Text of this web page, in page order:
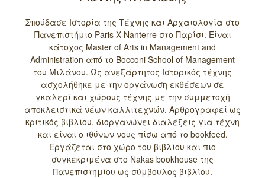
Σπούδασε Ιστορία της Τέχνης και Αρχαιολογία στο
Πανεπιστήμιο Paris X Nanterre στο Παρίσι. Είναι
κάτοχος Master of Arts in Management and
Administration από το Bocconi School of Management
του Μιλάνου. Ως ανεξάρτητος Ιστορικός τέχνης
ασχολήθηκε με την οργάνωση εκθέσεων σε
γκαλερί και χώρους τέχνης με την συμμετοχή
αποκλειστικά νέων καλλιτεχνών. Αρθρογραφεί ως
κριτικός βιβλίου, διοργανώνει διαλέξεις για τέχνη
και είναι ο ιθύνων νους πίσω από το bookfeed.
Εργάζεται στο χώρο του βιβλίου και πιο
συγκεκριμένα στο Nakas bookhouse της
Πανεπιστημίου ως σύμβουλος βιβλίου.